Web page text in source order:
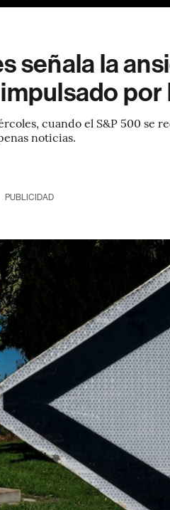
señala la
por
cuando el S&P 500 se
noticias.
PUBLICIDAD